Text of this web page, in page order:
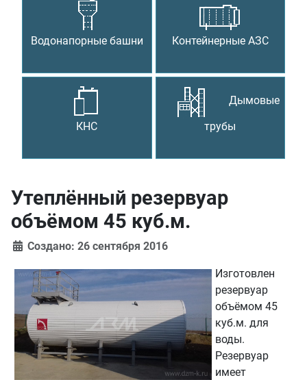
Водонапорные башни Контейнерные АЗС
КНС
Дымовые
трубы
Утеплённый резервуар
объёмом 45 куб.м.
Создано: 26 сентября 2016
Изготовлен
резервуар
объёмом 45
куб.м. для
воды.
Резервуар
имеет